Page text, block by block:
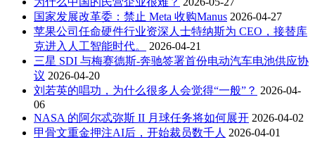
国家发展改革委：禁止 Meta 收购Manus 2026-04-27
苹果公司任命硬件行业资深人士特纳斯为 CEO，接替库
克进入人工智能时代。
2026-04-21
三星 SDI 与梅赛德斯-奔驰签署首份电动汽车电池供应协
议 2026-04-20
刘若英的唱功，为什么很多人会觉得“一般”？ 2026-04-
06
NASA 的阿尔忒弥斯 II 月球任务将如何展开 2026-04-02
甲骨文重金押注AI后，开始裁员数千人 2026-04-01